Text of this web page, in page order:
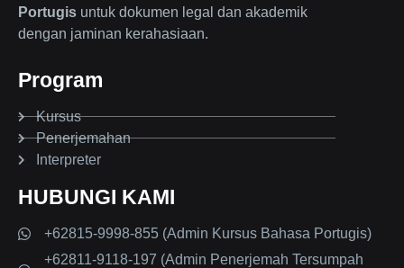
Portugis untuk dokumen legal dan akademik
dengan jaminan kerahasiaan.
Program
Kursus
Penerjemahan
Interpreter
HUBUNGI KAMI
+62815-9998-855 (Admin Kursus Bahasa Portugis)
+62811-9118-197 (Admin Penerjemah Tersumpah